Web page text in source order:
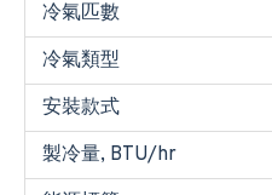
冷氣匹數
冷氣類型
安裝款式
製冷量, BTU/hr